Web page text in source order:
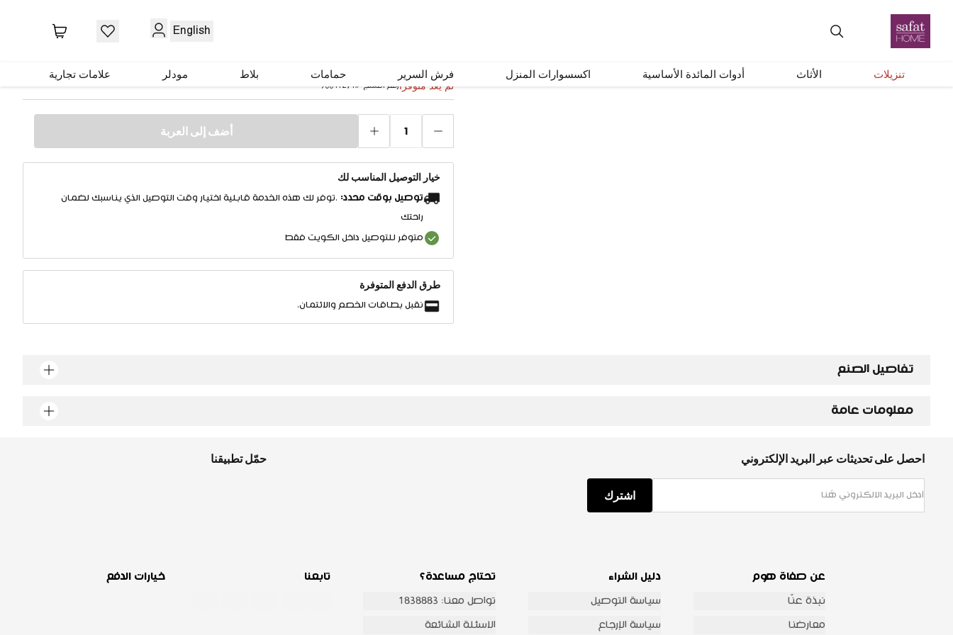
English
تنزيلات الأثاث أدوات المائدة الأساسية اكسسوارات المنزل فرش السرير حمامات بلاط مودلر علامات تجارية
لم يعد متوفرًارقم المنتج #
90041274
1 أضف إلى العربة
خيار التوصيل المناسب لك
توصيل بوقت محدد: .توفر لك هذه الخدمة قابلية اختيار وقت التوصيل الذي يناسبك لضمان
راحتك
متوفر للتوصيل داخل الكويت فقط
طرق الدفع المتوفرة
نقبل بطاقات الخصم والائتمان.
تفاصيل الصنع
معلومات عامة
احصل على تحديثات عبر البريد الإلكتروني
اشترك
حمّل تطبيقنا
عن صفاة هوم
نبذة عنّا
معارضنا
دليل الشراء
سياسة التوصيل
سياسة الإرجاع
تحتاج مساعدة؟
تواصل معنا: 1838883
الاسئلة الشائعة
تابعنا خيارات الدفع